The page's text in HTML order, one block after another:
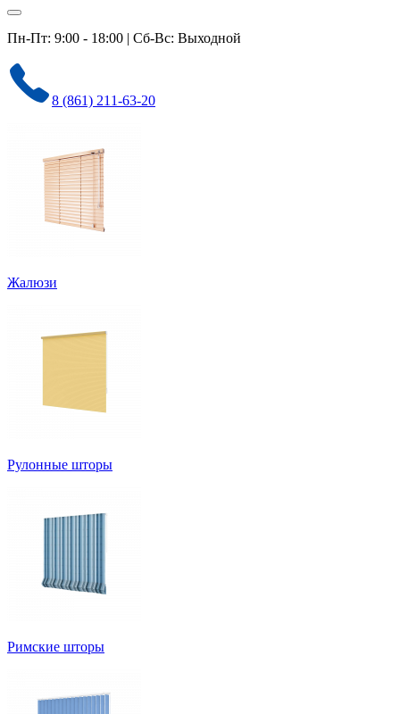
Пн-Пт: 9:00 - 18:00 | Сб-Вс: Выходной
8 (861) 211-63-20
Жалюзи
Рулонные шторы
Римские шторы